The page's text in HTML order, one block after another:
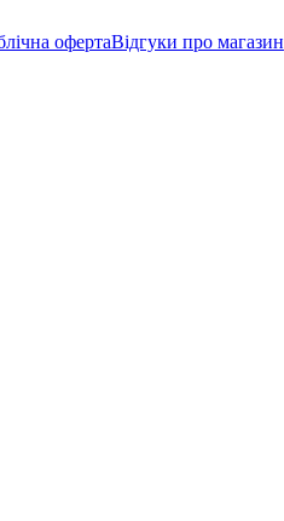
офертаВідгуки про магазин